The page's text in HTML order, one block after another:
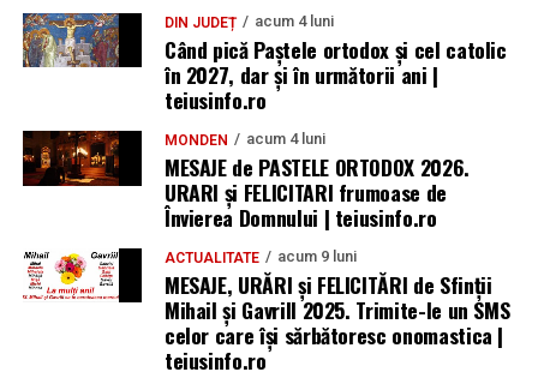
DIN JUDEȚ acum 4 luni
Când pică Paștele ortodox și cel catolic
în 2027, dar și în următorii ani |
teiusinfo.ro
MONDEN acum 4 luni
MESAJE de PASTELE ORTODOX 2026.
URARI și FELICITARI frumoase de
Învierea Domnului | teiusinfo.ro
ACTUALITATE acum 9 luni
MESAJE, URĂRI și FELICITĂRI de Sfinții
Mihail și Gavrill 2025. Trimite-le un SMS
celor care își sărbătoresc onomastica |
teiusinfo.ro